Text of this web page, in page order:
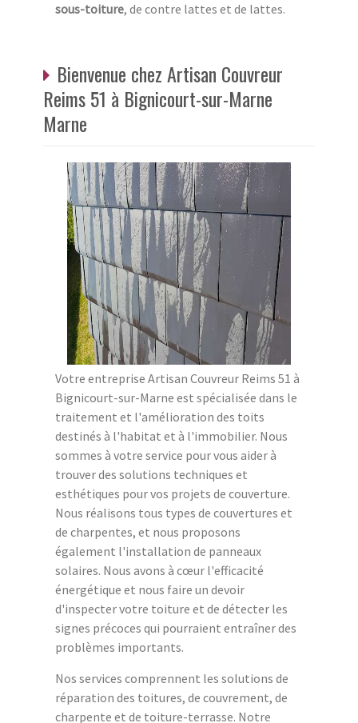
sous-toiture, de contre lattes et de lattes.
Bienvenue chez Artisan Couvreur
Reims 51 à Bignicourt-sur-Marne
Marne
Votre entreprise Artisan Couvreur Reims 51 à
Bignicourt-sur-Marne est spécialisée dans le
traitement et l'amélioration des toits
destinés à l'habitat et à l'immobilier. Nous
sommes à votre service pour vous aider à
trouver des solutions techniques et
esthétiques pour vos projets de couverture.
Nous réalisons tous types de couvertures et
de charpentes, et nous proposons
également l'installation de panneaux
solaires. Nous avons à cœur l'efficacité
énergétique et nous faire un devoir
d'inspecter votre toiture et de détecter les
signes précoces qui pourraient entraîner des
problèmes importants.
Nos services comprennent les solutions de
réparation des toitures, de couvrement, de
charpente et de toiture-terrasse. Notre